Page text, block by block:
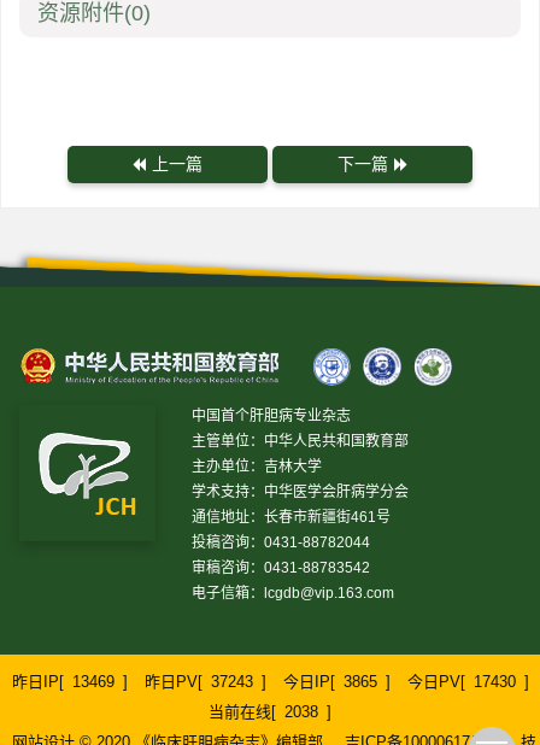
资源附件(0)
上一篇 下一篇
中国首个肝胆病专业杂志
主管单位：中华人民共和国教育部
主办单位：吉林大学
学术支持：中华医学会肝病学分会
通信地址：长春市新疆街461号
投稿咨询：0431-88782044
审稿咨询：0431-88783542
电子信箱：
lcgdb@vip.163.com
昨日IP[ 13469 ] 昨日PV[ 37243 ] 今日IP[ 3865 ] 今日PV[ 17430 ]
当前在线[ 2038 ]